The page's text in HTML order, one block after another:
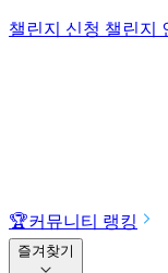
챌린지 신청 챌린지
🏆커뮤니티 랭킹
즐겨찾기